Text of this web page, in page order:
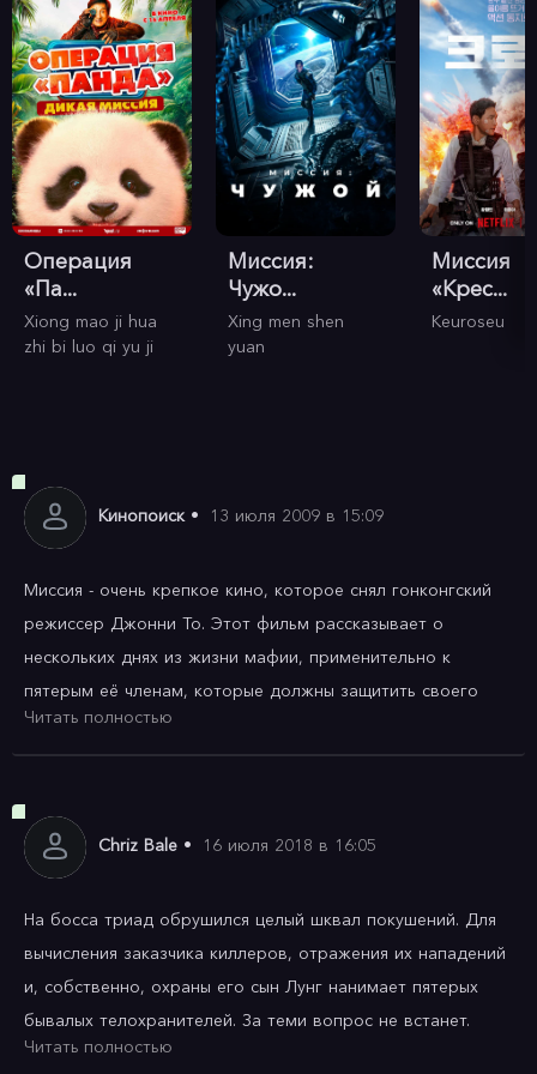
Операция
«Па...
Xiong mao ji hua
zhi bi luo qi yu ji
Миссия:
Чужо...
Xing men shen
yuan
Миссия
«Крес...
Keuroseu
Кинопоиск• 13 июля 2009 в 15:09
Миссия - очень крепкое кино, которое снял гонконгский
режиссер Джонни То. Этот фильм рассказывает о
нескольких днях из жизни мафии, применительно к
пятерым её членам, которые должны защитить своего
босса от наемных убийц.
второй план, так как гланая задача которую поставил
перед собой режиссер - что значит мужество и
в трудных ситуациях воспитываются доблестные качества.
Джонни То показывает, что для героев фильма
подвержение своей жизни опасности не что-то
особенное, на чем стоит акцентировать внимание, а это
Читать полностью
Chriz Bale • 16 июля 2018 в 16:05
На босса триад обрушился целый шквал покушений. Для
вычисления заказчика киллеров, отражения их нападений
и, собственно, охраны его сын Лунг нанимает пятерых
бывалых телохранителей. За теми вопрос не встанет.
Разве что иного типа.
Читать полностью